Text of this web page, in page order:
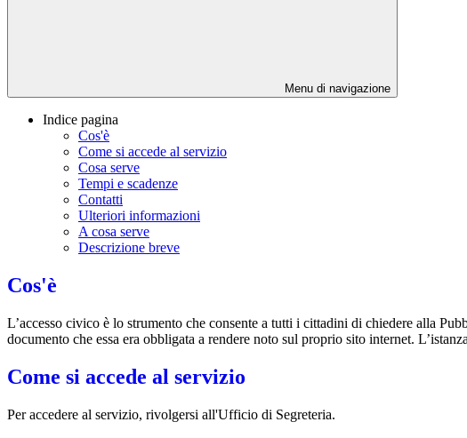
Menu di navigazione
Indice pagina
Cos'è
Come si accede al servizio
Cosa serve
Tempi e scadenze
Contatti
Ulteriori informazioni
A cosa serve
Descrizione breve
Cos'è
L’accesso civico è lo strumento che consente a tutti i cittadini di chiedere alla
documento che essa era obbligata a rendere noto sul proprio sito internet.
Come si accede al servizio
Per accedere al servizio, rivolgersi all'Ufficio di Segreteria.